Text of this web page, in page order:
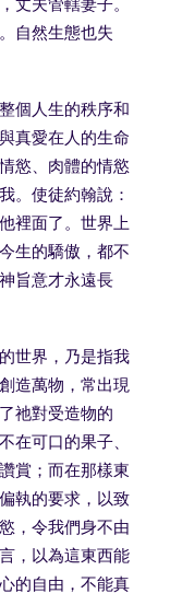
自然生態也失
個人生的秩序和
真愛在人的生命
慾、肉體的情慾
。使徒約翰說：
裡面了。世界上
生的驕傲，都不
旨意才永遠長
世界，乃是指我
造萬物，常出現
祂對受造物的
在可口的果子、
賞；而在那樣東
執的要求，以致
，令我們身不由
，以為這東西能
的自由，不能真